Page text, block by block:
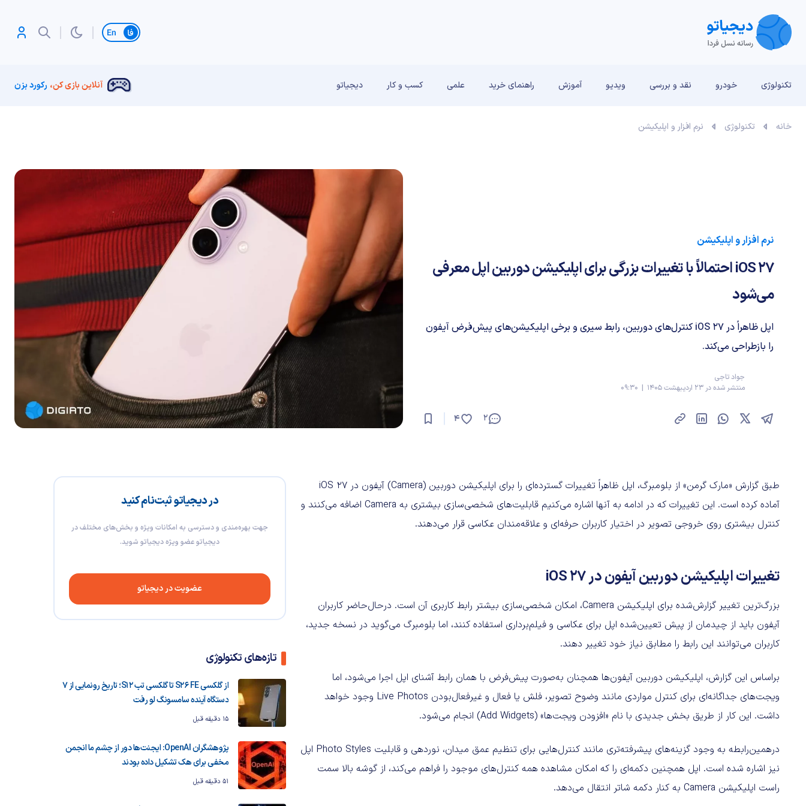
تغییر زبان
تکنولوژی خودرو نقد و بررسی‌ ویدیو آموزش راهنمای خرید علمی کسب و کار دیجیاتو آنلاین بازی کن، رکورد بزن
خانه تکنولوژی نرم افزار و اپلیکیشن
نرم افزار و اپلیکیشن
iOS 27 احتمالاً با تغییرات بزرگی برای اپلیکیشن دوربین اپل معرفی
می‌شود
اپل ظاهراً در iOS 27 کنترل‌های دوربین، رابط سیری و برخی اپلیکیشن‌های پیش‌فرض آیفون
را بازطراحی می‌کند.
جواد تاجی
منتشر شده در 23 اردیبهشت 1405 | 09:30
2
4
در دیجیاتو ثبت‌نام کنید
جهت بهره‌مندی و دسترسی به امکانات ویژه و بخش‌های مختلف در
دیجیاتو عضو ویژه دیجیاتو شوید.
عضویت در دیجیاتو
تازه‌های تکنولوژی
از گلکسی S26 FE تا گلکسی تب S12؛ تاریخ رونمایی از ۷
دستگاه آینده سامسونگ لو رفت
15 دقیقه قبل
پژوهشگران OpenAI: ایجنت‌ها دور از چشم ما انجمن
مخفی برای هک تشکیل داده بودند
51 دقیقه قبل
طبق گزارش «مارک گرمن» از بلومبرگ، اپل ظاهراً تغییرات گسترده‌ای را برای اپلیکیشن دوربین (Camera) آیفون در iOS 27
آماده کرده است. این تغییرات که در ادامه به آنها اشاره می‌کنیم قابلیت‌های شخصی‌سازی بیشتری به Camera اضافه می‌کنند و
کنترل بیشتری روی خروجی تصویر در اختیار کاربران حرفه‌ای و علاقه‌مندان عکاسی قرار می‌دهند.
تغییرات اپلیکیشن دوربین آیفون در iOS 27
بزرگ‌ترین تغییر گزارش‌شده برای اپلیکیشن Camera، امکان شخصی‌سازی بیشتر رابط کاربری آن است. درحال‌حاضر کاربران
آیفون باید از چیدمان از پیش تعیین‌شده اپل برای عکاسی و فیلم‌برداری استفاده کنند، اما بلومبرگ می‌گوید در نسخه جدید،
کاربران می‌توانند این رابط را مطابق نیاز خود تغییر دهند.
براساس این گزارش، اپلیکیشن دوربین آیفون‌ها همچنان به‌صورت پیش‌فرض با همان رابط آشنای اپل اجرا می‌شود، اما
ویجت‌های جداگانه‌ای برای کنترل مواردی مانند وضوح تصویر، فلش یا فعال و غیرفعال‌بودن Live Photos وجود خواهد
داشت. این کار از طریق بخش جدیدی با نام «افزودن ویجت‌ها» (Add Widgets) انجام می‌شود.
درهمین‌رابطه به وجود گزینه‌های پیشرفته‌تری مانند کنترل‌هایی برای تنظیم عمق میدان، نوردهی و قابلیت Photo Styles اپل
نیز اشاره شده است. اپل همچنین دکمه‌ای را که امکان مشاهده همه کنترل‌های موجود را فراهم می‌کند، از گوشه بالا سمت
راست اپلیکیشن Camera به کنار دکمه شاتر انتقال می‌دهد.